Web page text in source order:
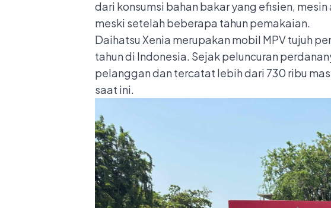
dari konsumsi bahan bakar yang efisien,
meski setelah beberapa tahun pemakaian.
Daihatsu Xenia merupakan mobil MPV tujuh
tahun di Indonesia. Sejak peluncuran
pelanggan dan tercatat lebih dari 730 ribu
saat ini.